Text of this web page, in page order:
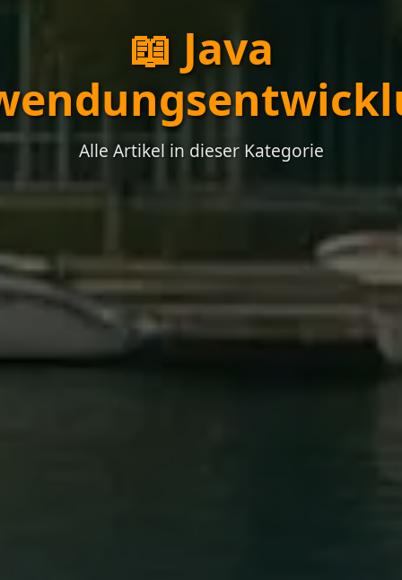
📖 Java
Alle Artikel in dieser Kategorie